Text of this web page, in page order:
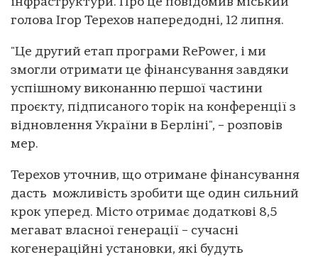
голова Ігор Терехов напередодні, 12 липня.
"Це другий етап програми RePower, і ми
змогли отримати це фінансування завдяки
успішному виконанню першої частини
проєкту, підписаного торік на конференції з
відновлення України в Берліні", – розповів
мер.
Терехов уточнив, що отримане фінансування
дасть можливість зробити ще один сильний
крок уперед. Місто отримає додаткові 8,5
мегават власної генерації – сучасні
когенераційні установки, які будуть